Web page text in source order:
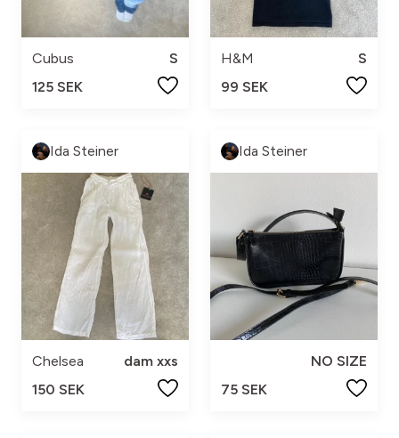
Cubus
S
125 SEK
H&M
S
99 SEK
Ida Steiner
Chelsea
dam xxs
150 SEK
Ida Steiner
NO SIZE
75 SEK